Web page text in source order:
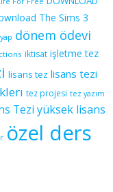
The Sims 3
dönem ödevi
iktisat işletme tez
lisans tez lisans tezi
tez projesi tez yazım
Tezi yüksek lisans
özel ders